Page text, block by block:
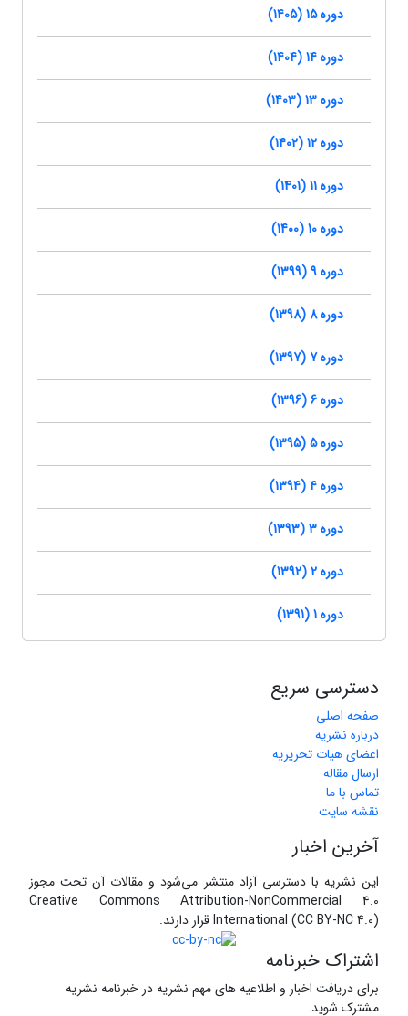
دوره 15 (1405)
دوره 14 (1404)
دوره 13 (1403)
دوره 12 (1402)
دوره 11 (1401)
دوره 10 (1400)
دوره 9 (1399)
دوره 8 (1398)
دوره 7 (1397)
دوره 6 (1396)
دوره 5 (1395)
دوره 4 (1394)
دوره 3 (1393)
دوره 2 (1392)
دوره 1 (1391)
دسترسی سریع
صفحه اصلی
درباره نشریه
اعضای هیات تحریریه
ارسال مقاله
تماس با ما
نقشه سایت
آخرین اخبار
این نشریه با دسترسی آزاد منتشر می‌شود و مقالات آن تحت مجوز
Creative Commons Attribution-NonCommercial 4.0
International (CC BY-NC 4.0) قرار دارند.
اشتراک خبرنامه
برای دریافت اخبار و اطلاعیه های مهم نشریه در خبرنامه نشریه
مشترک شوید.